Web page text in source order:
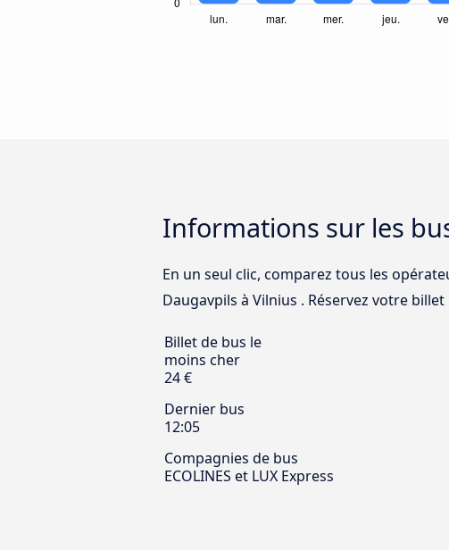
Informations sur les
En un seul clic, comparez tous les
Daugavpils à Vilnius . Réservez votre
Billet de bus le
moins cher
24 €
Dernier bus
12:05
Compagnies de bus
ECOLINES et LUX Express